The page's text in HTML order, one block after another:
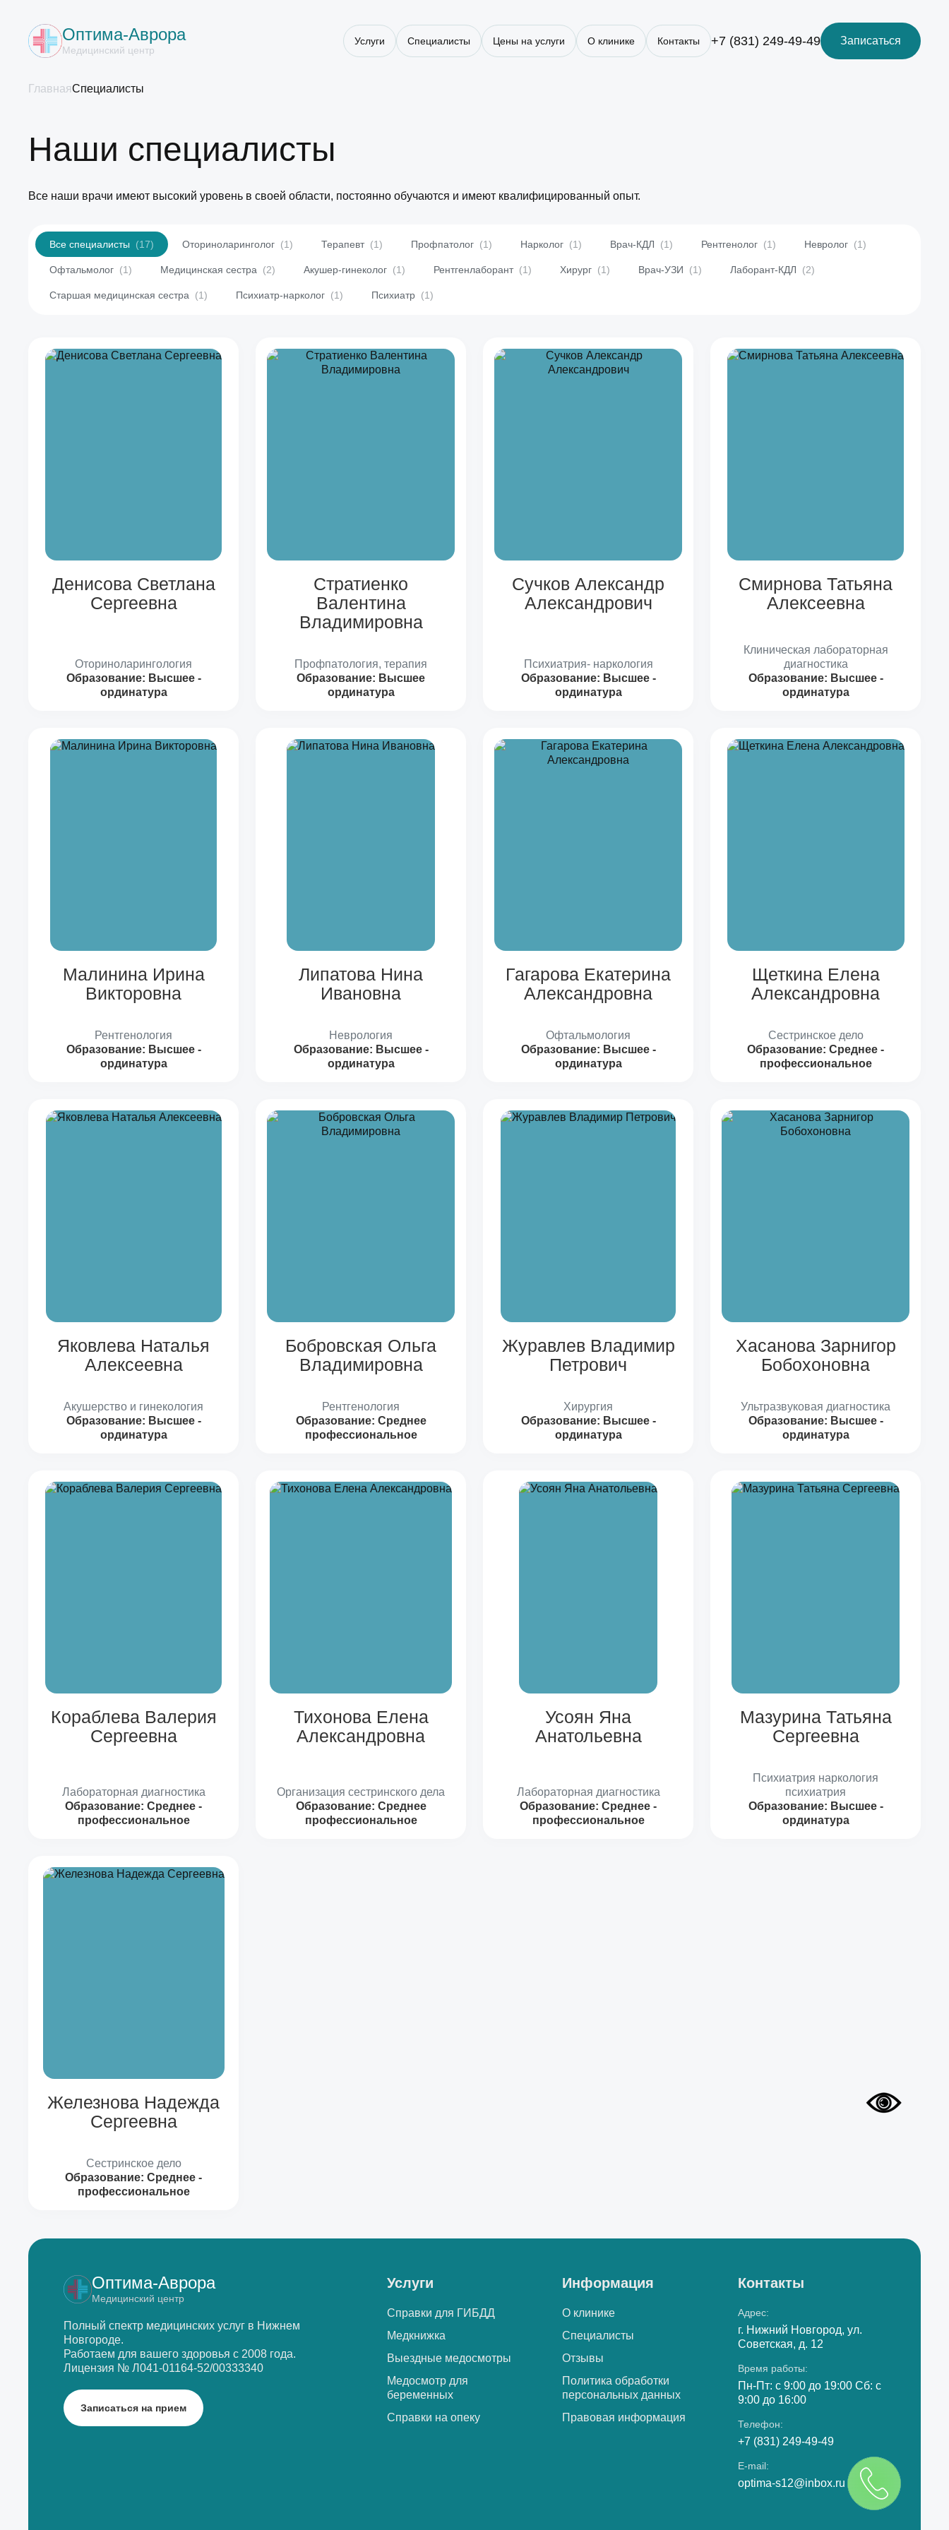
Оптима-Аврора
Медицинский центр
Услуги Специалисты Цены на услуги О клинике Контакты +7 (831) 249-49-49 Записаться
ГлавнаяСпециалисты
Наши специалисты
Все наши врачи имеют высокий уровень в своей области, постоянно обучаются и имеют квалифицированный опыт.
Все специалисты (17) Оториноларинголог (1) Терапевт (1) Профпатолог (1) Нарколог (1) Врач-КДЛ (1) Рентгенолог (1) Невролог (1)
Офтальмолог (1) Медицинская сестра (2) Акушер-гинеколог (1) Рентгенлаборант (1) Хирург (1) Врач-УЗИ (1) Лаборант-КДЛ (2)
Старшая медицинская сестра (1) Психиатр-нарколог (1) Психиатр (1)
Денисова Светлана
Сергеевна
Оториноларингология
Образование: Высшее -
ординатура
Стратиенко
Валентина
Владимировна
Профпатология, терапия
Образование: Высшее
ординатура
Сучков Александр
Александрович
Психиатрия- наркология
Образование: Высшее -
ординатура
Смирнова Татьяна
Алексеевна
Клиническая лабораторная
диагностика
Образование: Высшее -
ординатура
Малинина Ирина
Викторовна
Рентгенология
Образование: Высшее -
ординатура
Липатова Нина
Ивановна
Неврология
Образование: Высшее -
ординатура
Гагарова Екатерина
Александровна
Офтальмология
Образование: Высшее -
ординатура
Щеткина Елена
Александровна
Сестринское дело
Образование: Среднее -
профессиональное
Яковлева Наталья
Алексеевна
Акушерство и гинекология
Образование: Высшее -
ординатура
Бобровская Ольга
Владимировна
Рентгенология
Образование: Среднее
профессиональное
Журавлев Владимир
Петрович
Хирургия
Образование: Высшее -
ординатура
Хасанова Зарнигор
Бобохоновна
Ультразвуковая диагностика
Образование: Высшее -
ординатура
Кораблева Валерия
Сергеевна
Лабораторная диагностика
Образование: Среднее -
профессиональное
Тихонова Елена
Александровна
Организация сестринского дела
Образование: Среднее
профессиональное
Усоян Яна
Анатольевна
Лабораторная диагностика
Образование: Среднее -
профессиональное
Мазурина Татьяна
Сергеевна
Психиатрия наркология
психиатрия
Образование: Высшее -
ординатура
Железнова Надежда
Сергеевна
Сестринское дело
Образование: Среднее -
профессиональное
Оптима-Аврора
Медицинский центр
Полный спектр медицинских услуг в Нижнем
Новгороде.
Работаем для вашего здоровья с 2008 года.
Лицензия № Л041-01164-52/00333340
Записаться на прием
Услуги
Справки для ГИБДД
Медкнижка
Выездные медосмотры
Медосмотр для
беременных
Справки на опеку
Информация
О клинике
Специалисты
Отзывы
Политика обработки
персональных данных
Правовая информация
Контакты
Адрес:
г. Нижний Новгород, ул.
Советская, д. 12
Время работы:
Пн-Пт: с 9:00 до 19:00 Сб: с
9:00 до 16:00
Телефон:
+7 (831) 249-49-49
E-mail:
optima-s12@inbox.ru